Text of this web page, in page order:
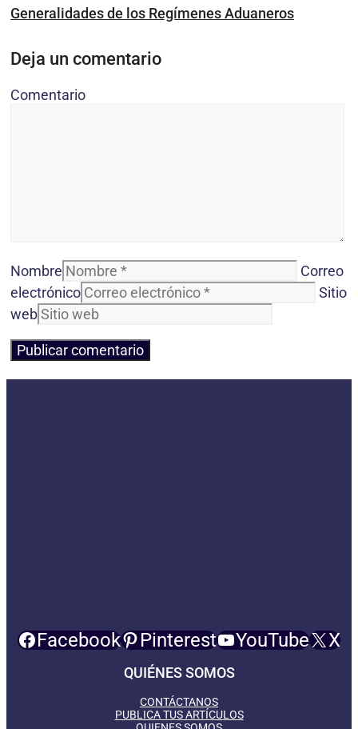
Generalidades de los Regímenes Aduaneros
Deja un comentario
Comentario
Nombre
Correo
electrónico
Sitio
web
Facebook Pinterest YouTube X
QUIÉNES SOMOS
CONTÁCTANOS
PUBLICA TUS ARTÍCULOS